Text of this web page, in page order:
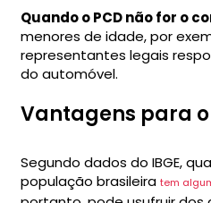
Quando o PCD não for o
menores de idade, por
representantes legais
do automóvel.
Vantagens para
Segundo dados do IBGE,
população brasileiratem